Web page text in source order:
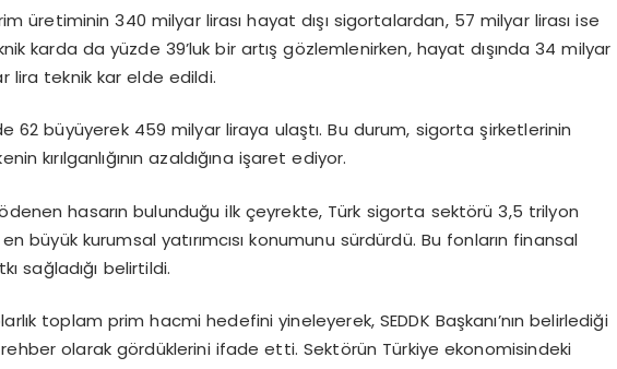
üretiminin 340 milyar lirası hayat dışı sigortalardan, 57 milyar lirası ise
karda da yüzde 39’luk bir artış gözlemlenirken, hayat dışında 34 milyar
lira teknik kar elde edildi.
62 büyüyerek 459 milyar liraya ulaştı. Bu durum, sigorta şirketlerinin
kırılganlığının azaldığına işaret ediyor.
hasarın bulunduğu ilk çeyrekte, Türk sigorta sektörü 3,5 trilyon
büyük kurumsal yatırımcısı konumunu sürdürdü. Bu fonların finansal
sağladığı belirtildi.
toplam prim hacmi hedefini yineleyerek, SEDDK Başkanı’nın belirlediği
olarak gördüklerini ifade etti. Sektörün Türkiye ekonomisindeki